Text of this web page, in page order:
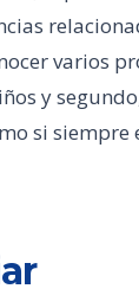
varios
y
si siempre